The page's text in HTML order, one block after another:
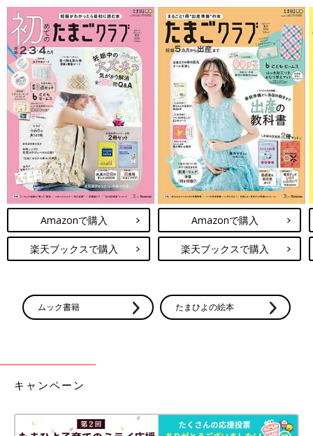
Amazonで購入
楽天ブックスで購入
Amazonで購入
楽天ブックスで購入
ムック書籍 たまひよの絵本
キャンペーン